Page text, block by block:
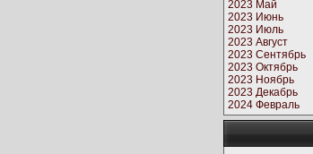
2023 Май
2023 Июнь
2023 Июль
2023 Август
2023 Сентябрь
2023 Октябрь
2023 Ноябрь
2023 Декабрь
2024 Февраль